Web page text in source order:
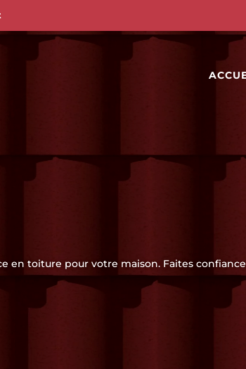
en toiture pour votre maison. Faites